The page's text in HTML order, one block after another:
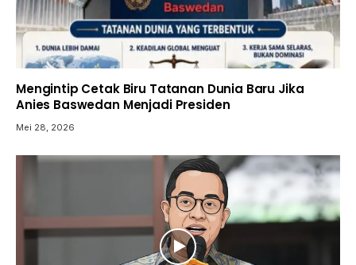
Mengintip Cetak Biru Tatanan Dunia Baru Jika
Anies Baswedan Menjadi Presiden
Mei 28, 2026